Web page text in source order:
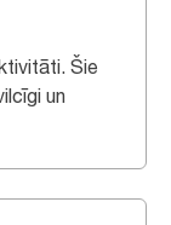
Šie
un